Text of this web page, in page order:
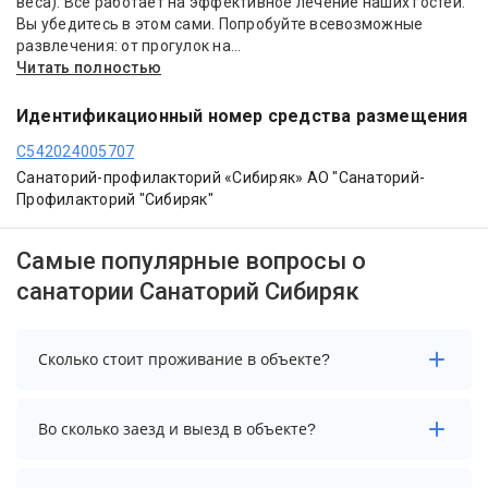
Вы убедитесь в этом сами. Попробуйте всевозможные
развлечения: от прогулок на...
Читать полностью
Идентификационный номер средства размещения
С542024005707
Санаторий-профилакторий «Сибиряк» АО "Санаторий-
Профилакторий "Сибиряк"
Самые популярные вопросы о
санатории Санаторий Сибиряк
Сколько стоит проживание в объекте?
Стоимость проживания в объекте начинается от
10100 рублей. Чтобы увидеть актуальные цены на
Во сколько заезд и выезд в объекте?